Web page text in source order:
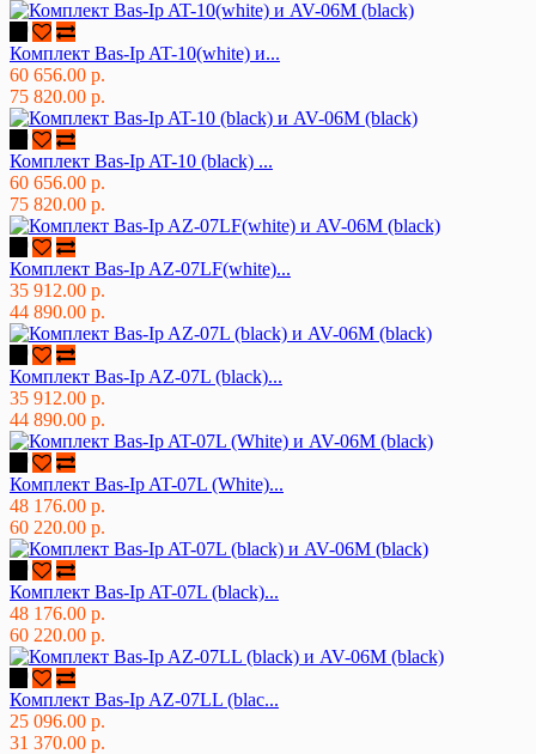
Комплект Bas-Ip AT-10(white) и...
60 656.00 р.
75 820.00 р.
Комплект Bas-Ip AT-10 (black) ...
60 656.00 р.
75 820.00 р.
Комплект Bas-Ip AZ-07LF(white)...
35 912.00 р.
44 890.00 р.
Комплект Bas-Ip AZ-07L (black)...
35 912.00 р.
44 890.00 р.
Комплект Bas-Ip AT-07L (White)...
48 176.00 р.
60 220.00 р.
Комплект Bas-Ip AT-07L (black)...
48 176.00 р.
60 220.00 р.
Комплект Bas-Ip AZ-07LL (blac...
25 096.00 р.
31 370.00 р.